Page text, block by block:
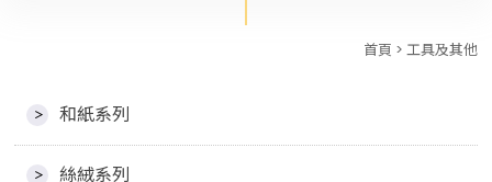
首頁 > 工具及其他
和紙系列
絲絨系列